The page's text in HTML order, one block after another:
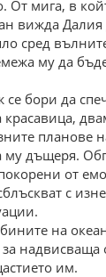
От мига, в
вижда Далия
сред
му да
бори да
планове
му дъщеря.
от
с
на
надвисваща
им.